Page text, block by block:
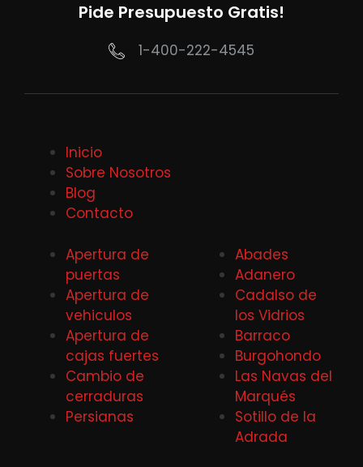
Pide Presupuesto Gratis!
1-400-222-4545
Inicio
Sobre Nosotros
Blog
Contacto
Apertura de
puertas
Apertura de
vehiculos
Apertura de
cajas fuertes
Cambio de
cerraduras
Persianas
Abades
Adanero
Cadalso de
los Vidrios
Barraco
Burgohondo
Las Navas del
Marqués
Sotillo de la
Adrada